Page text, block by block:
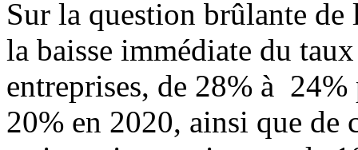
Sur la question brûlante
la baisse immédiate du
entreprises, de 28% à 24%
20% en 2020, ainsi que de